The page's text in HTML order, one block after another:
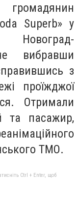
Superb» у
вибравши
з
проїжджої
Отримали
та пасажир,
ТМО.
Ctrl + Enter, щоб